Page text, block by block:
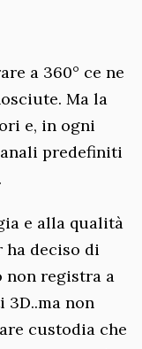
a 360° ce ne
Ma la
e, in ogni
predefiniti
e alla qualità
ha deciso di
non registra a
3D..ma non
custodia che